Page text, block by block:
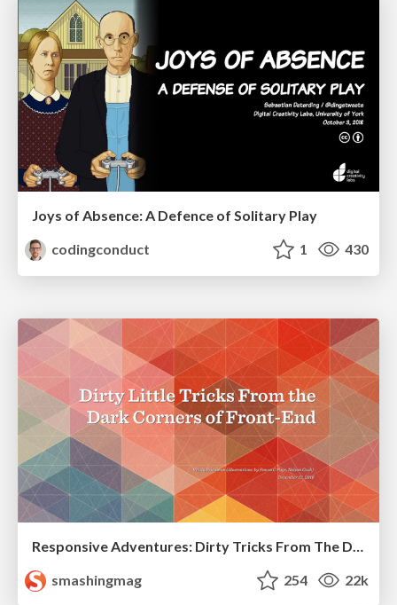
Joys of Absence: A Defence of Solitary Play
codingconduct
1 430
smashingmag
254 22k